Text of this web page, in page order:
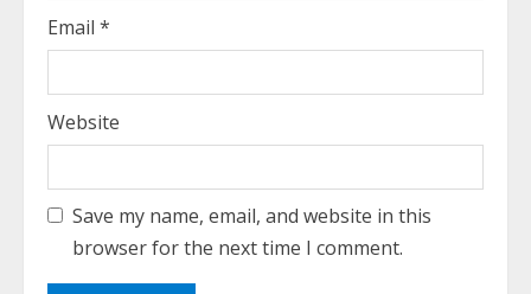
Email *
Website
Save my name, email, and website in this
browser for the next time I comment.